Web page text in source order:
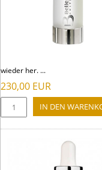
wieder her. ...
230,00 EUR